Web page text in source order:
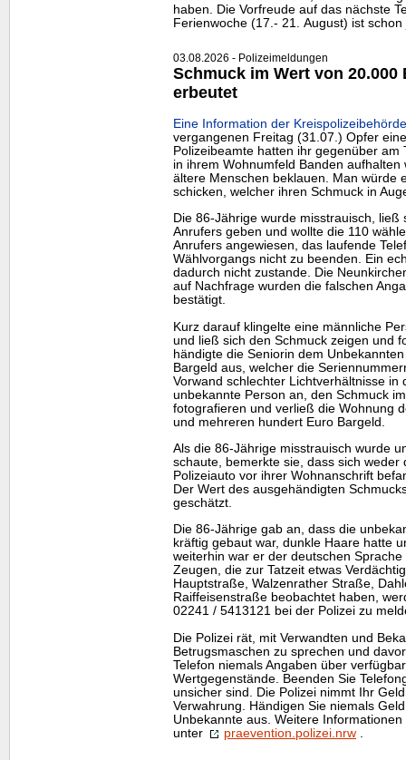
haben. Die Vorfreude auf das nächste
Ferienwoche (17.- 21. August) ist
03.08.2026 - Polizeimeldungen
Schmuck im Wert von 20.000
erbeutet
Eine Information der
vergangenen Freitag (31.07.) Opfer
Polizeibeamte hatten ihr gegenüber am
in ihrem Wohnumfeld Banden
ältere Menschen beklauen. Man würde
schicken, welcher ihren Schmuck in
Die 86-Jährige wurde misstrauisch, ließ
Anrufers geben und wollte die 110
Anrufers angewiesen, das laufende
Wählvorgangs nicht zu beenden. Ein
dadurch nicht zustande. Die
auf Nachfrage wurden die falschen
bestätigt.
Kurz darauf klingelte eine männliche
und ließ sich den Schmuck zeigen und
händigte die Seniorin dem
Bargeld aus, welcher die
Vorwand schlechter Lichtverhältnisse in
unbekannte Person an, den Schmuck
fotografieren und verließ die Wohnung
und mehreren hundert Euro Bargeld.
Als die 86-Jährige misstrauisch wurde
schaute, bemerkte sie, dass sich
Polizeiauto vor ihrer Wohnanschrift
Der Wert des ausgehändigten
geschätzt.
Die 86-Jährige gab an, dass die
kräftig gebaut war, dunkle Haare hatte
weiterhin war er der deutschen
Zeugen, die zur Tatzeit etwas
Hauptstraße, Walzenrather Straße,
Raiffeisenstraße beobachtet haben,
02241 / 5413121 bei der Polizei zu
Die Polizei rät, mit Verwandten und
Betrugsmaschen zu sprechen und
Telefon niemals Angaben über
Wertgegenstände. Beenden Sie
unsicher sind. Die Polizei nimmt Ihr
Verwahrung. Händigen Sie niemals
Unbekannte aus. Weitere
unter
praevention.polizei.nrw